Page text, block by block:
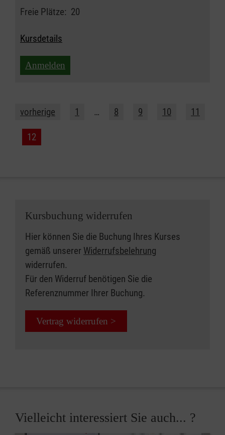
Freie Plätze: 20
Kursdetails
Anmelden
vorherige 1 … 8 9 10 11
12
Kursbuchung widerrufen
Hier können Sie die Buchung Ihres Kurses
gemäß unserer Widerrufsbelehrung
widerrufen.
Für den Widerruf benötigen Sie die
Referenznummer Ihrer Buchung.
Vertrag widerrufen >
Vielleicht interessiert Sie auch... ?